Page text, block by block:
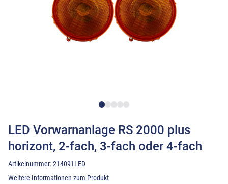
LED Vorwarnanlage RS 2000 plus
horizont, 2-fach, 3-fach oder 4-fach
Artikelnummer:214091LED
Weitere Informationen zum Produkt